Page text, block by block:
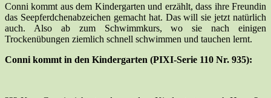
Conni kommt aus dem Kindergarten und erzählt, dass ihre Freundin
das Seepferdchenabzeichen gemacht hat. Das will sie jetzt natürlich
auch. Also ab zum Schwimmkurs, wo sie nach einigen
Trockenübungen ziemlich schnell schwimmen und tauchen lernt.
Conni kommt in den Kindergarten (PIXI-Serie 110 Nr. 935):